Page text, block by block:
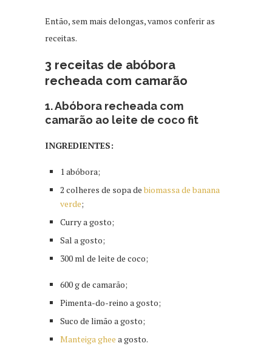
Então, sem mais delongas, vamos conferir as
receitas.
3 receitas de abóbora
recheada com camarão
1. Abóbora recheada com
camarão ao leite de coco fit
INGREDIENTES:
1 abóbora;
2 colheres de sopa de biomassa de banana
verde;
Curry a gosto;
Sal a gosto;
300 ml de leite de coco;
600 g de camarão;
Pimenta-do-reino a gosto;
Suco de limão a gosto;
Manteiga ghee a gosto.